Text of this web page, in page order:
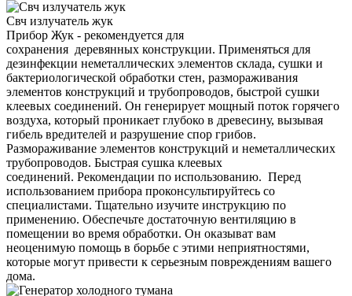
Свч излучатель жук
Прибор Жук - рекомендуется для
сохранения деревянных конструкции. Применяться для
дезинфекции неметаллических элементов склада, сушки и
бактериологической обработки стен, размораживания
элементов конструкций и трубопроводов, быстрой сушки
клеевых соединений. Он генерирует мощный поток горячего
воздуха, который проникает глубоко в древесину, вызывая
гибель вредителей и разрушение спор грибов.
Размораживание элементов конструкций и неметаллических
трубопроводов. Быстрая сушка клеевых
соединений. Рекомендации по использованию. Перед
использованием прибора проконсультируйтесь со
специалистами. Тщательно изучите инструкцию по
применению. Обеспечьте достаточную вентиляцию в
помещении во время обработки. Он оказыват вам
неоценимую помощь в борьбе с этими неприятностями,
которые могут привести к серьезным повреждениям вашего
дома.